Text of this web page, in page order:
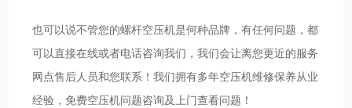
也可以说不管您的螺杆空压机是何种品牌，有任何问题，都
可以直接在线或者电话咨询我们，我们会让离您更近的服务
网点售后人员和您联系！我们拥有多年空压机维修保养从业
经验，免费空压机问题咨询及上门查看问题！